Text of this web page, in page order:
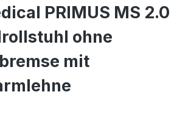
PRIMUS MS 2.0
ohne
mit